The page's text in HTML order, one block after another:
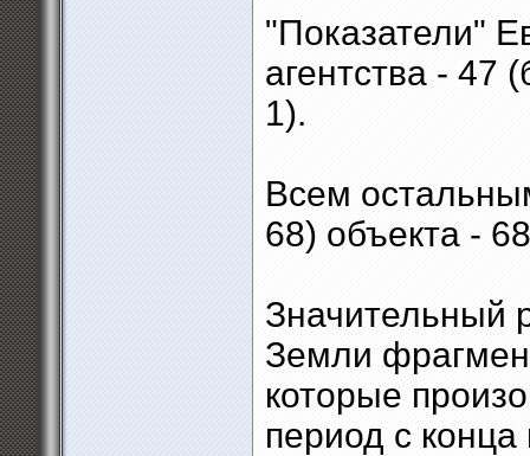
"Показатели"
агентства - 47
1).
Всем
68) объекта -
Значительный
Земли
которые
период с